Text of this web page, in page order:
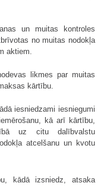
un muitas kontroles
no muitas nodokļa
aktiem.
likmes par muitas
kārtību.
iesniedzami iesniegumi
kā arī kārtību,
uz citu dalībvalstu
atcelšanu un kvotu
kādā izsniedz, atsaka